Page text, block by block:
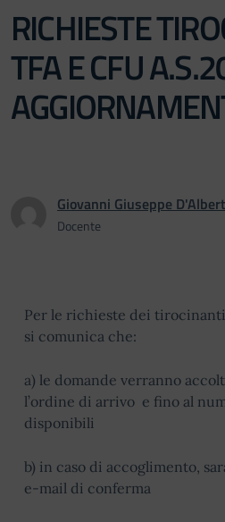
RICHIESTE
TFA E CFU
Giovanni Giuseppe
Docente
Per le richieste dei tirocinanti
si comunica che:
a) le domande verranno
l’ordine di arrivo e fino al
disponibili
b) in caso di accoglimento,
e-mail di conferma